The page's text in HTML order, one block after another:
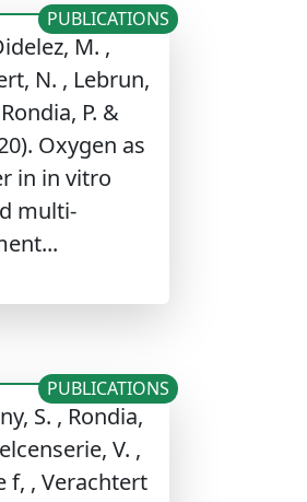
M. ,
N. , Lebrun,
P. &
Oxygen as
in in vitro
multi-
PUBLICATIONS
S. , Rondia,
V. ,
f, , Verachtert
PUBLICATIONS